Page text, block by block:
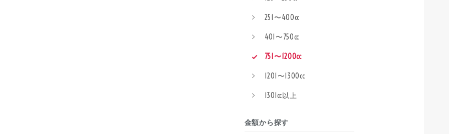
251〜400cc
401〜750cc
751〜1200cc
1201〜1300cc
1301cc以上
金額から探す